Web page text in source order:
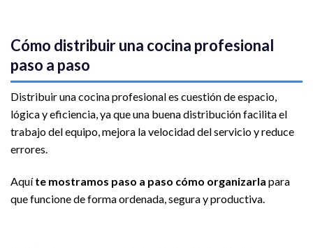
Cómo distribuir una cocina profesional
paso a paso
Distribuir una cocina profesional es cuestión de espacio,
lógica y eficiencia, ya que una buena distribución facilita el
trabajo del equipo, mejora la velocidad del servicio y reduce
errores.
Aquíte mostramos paso a paso cómo organizarla para
que funcione de forma ordenada, segura y productiva.